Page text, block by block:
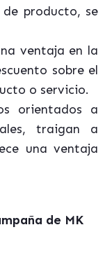
producto, se
ventaja en la
sobre el
o servicio.
orientados a
traigan a
una ventaja
de MK